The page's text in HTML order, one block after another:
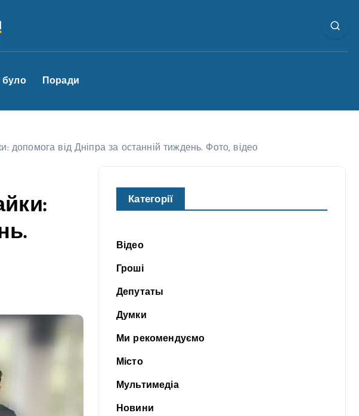
було Поради
допомога від Дніпра за останній тиждень. Фото, відео
Категорії
Відео
Гроші
Депутаты
Думки
Ми рекомендуємо
Місто
Мультимедіа
Новини